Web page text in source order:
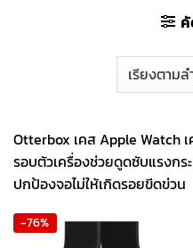
Otterbox เคส Apple Watch
รอบตัวเครื่องช่วยดูดซับแรงก
ปกป้องจอไม่ให้เกิดรอยขีดข่วน
-76%